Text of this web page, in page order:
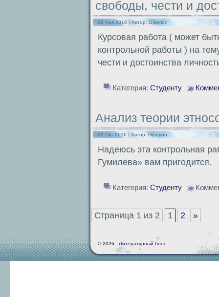
свободы, чести и
06 Ноя 2016 | Автор:Giperion
Курсовая работа ( может
контрольной работы ) на
чести и достоинства
Категория: Студенту
Анализ теории
22 Окт 2016 | Автор:Giperion
Надеюсь эта контрольная
Гумилева» вам пригодится.
Категория: Студенту
Страница 1 из 2 1 2 »
© 2026 - Литературный блог